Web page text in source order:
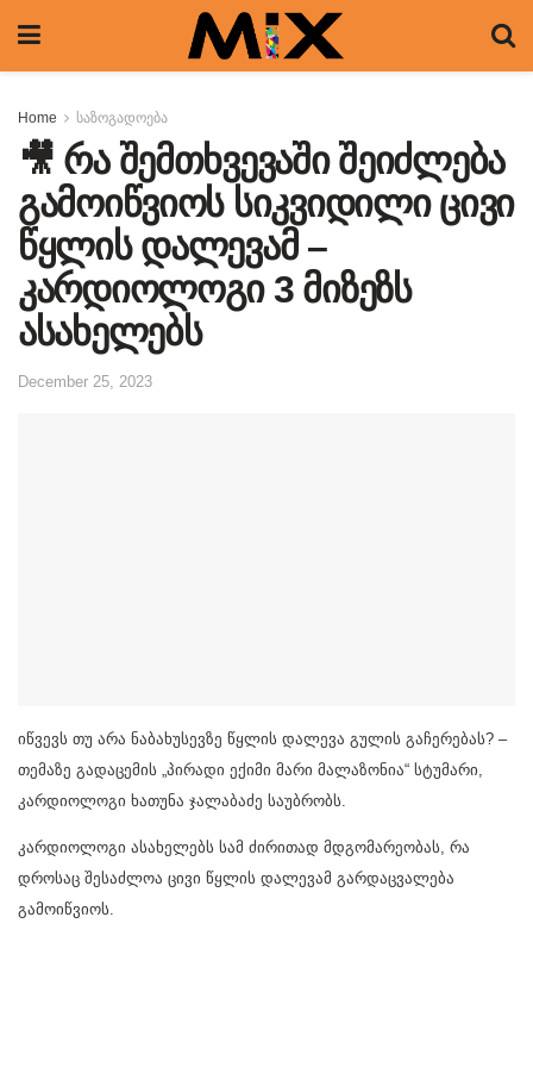
Home საზოგადოება
🎥 რა შემთხვევაში შეიძლება
გამოიწვიოს სიკვიდილი ცივი
წყლის დალევამ –
კარდიოლოგი 3 მიზეზს
ასახელებს
December 25, 2023
იწვევს თუ არა ნაბახუსევზე წყლის დალევა გულის გაჩერებას? –
თემაზე გადაცემის „პირადი ექიმი მარი მალაზონია“ სტუმარი,
კარდიოლოგი ხათუნა ჯალაბაძე საუბრობს.
კარდიოლოგი ასახელებს სამ ძირითად მდგომარეობას, რა
დროსაც შესაძლოა ცივი წყლის დალევამ გარდაცვალება
გამოიწვიოს.